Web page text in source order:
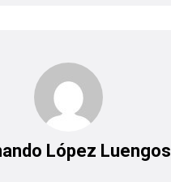
López Luengos